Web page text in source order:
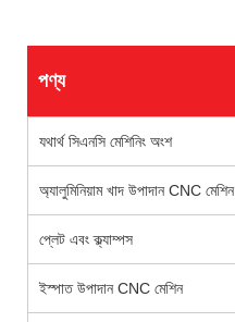
পণ্য
যথার্থ সিএনসি মেশিনিং অংশ
অ্যালুমিনিয়াম খাদ উপাদান CNC মেশিন
প্লেট এবং ক্ল্যাম্পস
ইস্পাত উপাদান CNC মেশিন